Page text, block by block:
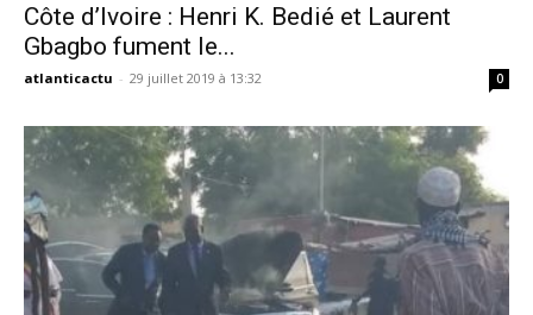
Côte d’Ivoire : Henri K. Bedié et Laurent
Gbagbo fument le...
atlanticactu - 29 juillet 2019 à 13:32 0